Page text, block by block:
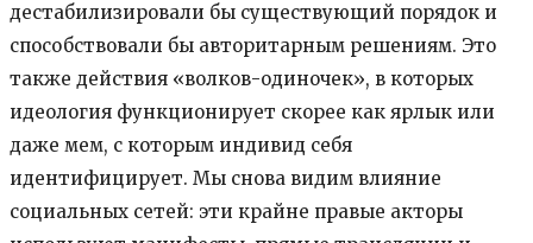
дестабилизировали бы существующий порядок и
способствовали бы авторитарным решениям. Это
также действия «волков-одиночек», в которых
идеология функционирует скорее как ярлык или
даже мем, с которым индивид себя
идентифицирует. Мы снова видим влияние
социальных сетей: эти крайне правые акторы